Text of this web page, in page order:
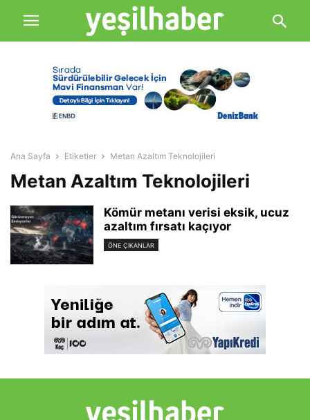
Ana Sayfa Etiketler Metan Azaltım Teknolojileri
Metan Azaltım Teknolojileri
Kömür metanı verisi eksik, ucuz
azaltım fırsatı kaçıyor
ÖNE ÇIKANLAR